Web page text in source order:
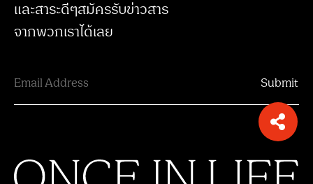
และสาระดีๆสมัครรับข่าวสาร
จากพวกเราได้เลย